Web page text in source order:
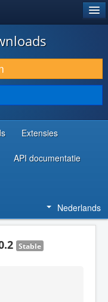
Extensies
API documentatie
Nederlands
Stable